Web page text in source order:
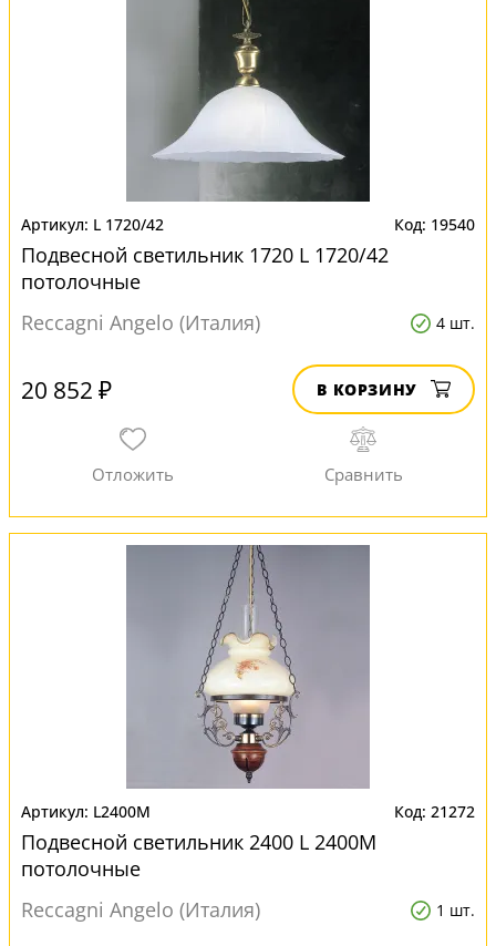
L 1720/42 19540
Подвесной светильник 1720 L 1720/42
потолочные
Reccagni Angelo (Италия)
4 шт.
20 852 ₽ В КОРЗИНУ
L2400M 21272
Подвесной светильник 2400 L 2400M
потолочные
Reccagni Angelo (Италия)
1 шт.